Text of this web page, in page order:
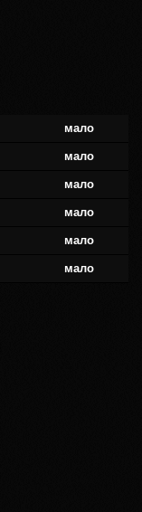
мало
мало
мало
мало
мало
мало